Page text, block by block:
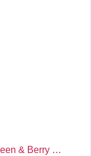
& Berry …